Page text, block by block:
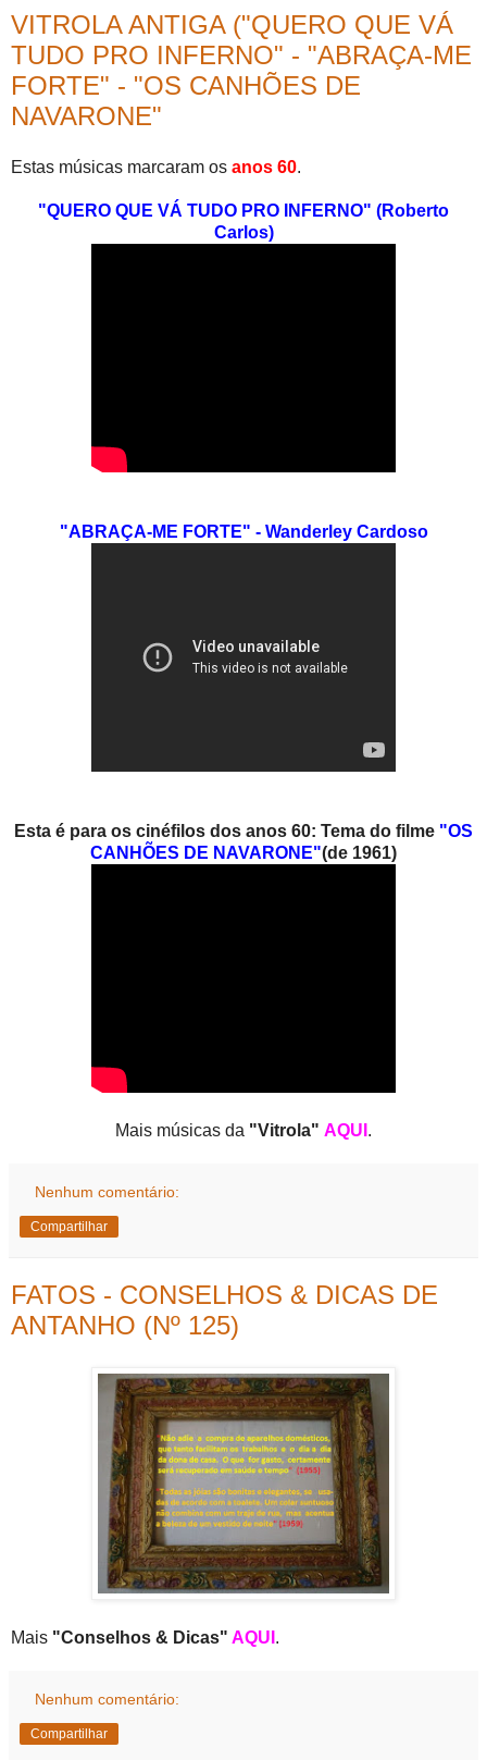
VITROLA ANTIGA ("QUERO QUE VÁ
TUDO PRO INFERNO" - "ABRAÇA-ME
FORTE" - "OS CANHÕES DE
NAVARONE"
Estas músicas marcaram os anos 60.
"QUERO QUE VÁ TUDO PRO INFERNO" (Roberto
Carlos)
"ABRAÇA-ME FORTE" - Wanderley Cardoso
Esta é para os cinéfilos dos anos 60: Tema do filme "OS
CANHÕES DE NAVARONE"(de 1961)
Mais músicas da "Vitrola" AQUI .
Nenhum comentário:
Compartilhar
FATOS - CONSELHOS & DICAS DE
ANTANHO (Nº 125)
Mais "Conselhos & Dicas" AQUI .
Nenhum comentário:
Compartilhar